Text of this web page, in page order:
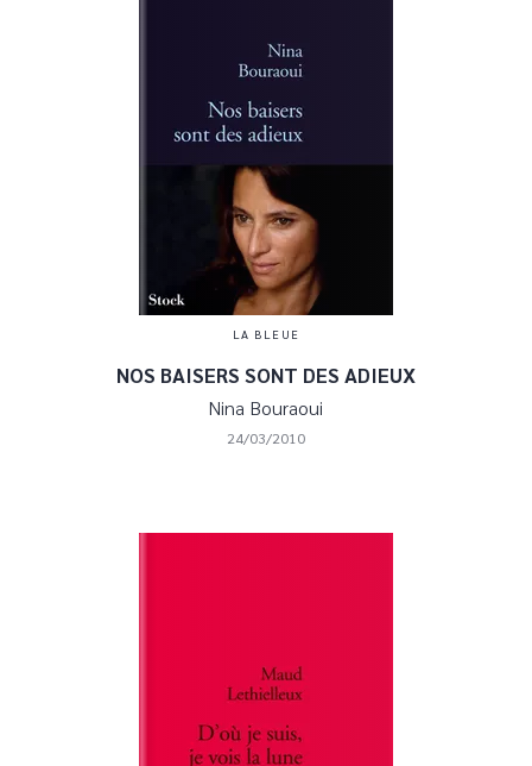
LA BLEUE
NOS BAISERS SONT DES ADIEUX
Nina Bouraoui
24/03/2010